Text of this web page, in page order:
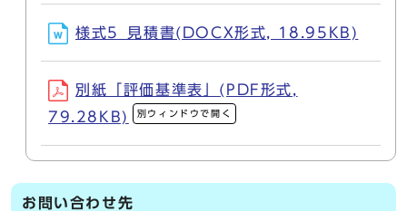
様式5_見積書(DOCX形式, 18.95KB)
別紙「評価基準表」(PDF形式,
79.28KB)
別ウィンドウで開く
お問い合わせ先